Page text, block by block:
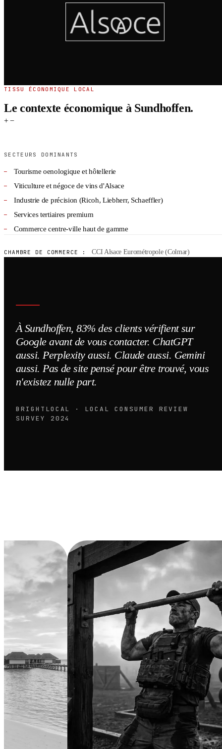
TISSU ÉCONOMIQUE LOCAL
Le contexte économique à Sundhoffen.
+ −
SECTEURS DOMINANTS
Tourisme oenologique et hôtellerie
Viticulture et négoce de vins d'Alsace
Industrie de précision (Ricoh, Liebherr, Schaeffler)
Services tertiaires premium
Commerce centre-ville haut de gamme
CHAMBRE DE COMMERCE : CCI Alsace Eurométropole (Colmar)
À Sundhoffen, 83% des clients vérifient sur
Google avant de vous contacter. ChatGPT
aussi. Perplexity aussi. Claude aussi. Gemini
aussi. Pas de site pensé pour être trouvé, vous
n'existez nulle part.
BRIGHTLOCAL · LOCAL CONSUMER REVIEW
SURVEY 2024